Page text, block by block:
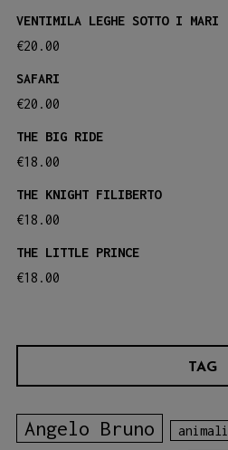
VENTIMILA LEGHE SOTTO I MARI
€20.00
SAFARI
€20.00
THE BIG RIDE
€18.00
THE KNIGHT FILIBERTO
€18.00
THE LITTLE PRINCE
€18.00
TAG
Angelo Bruno animali